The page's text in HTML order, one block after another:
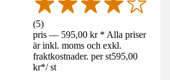
(5)
pris — 595,00 kr * Alla priser
är inkl. moms och exkl.
fraktkostnader. per st595,00
kr*/ st